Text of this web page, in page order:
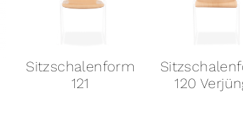
Sitzschalenform
121
120